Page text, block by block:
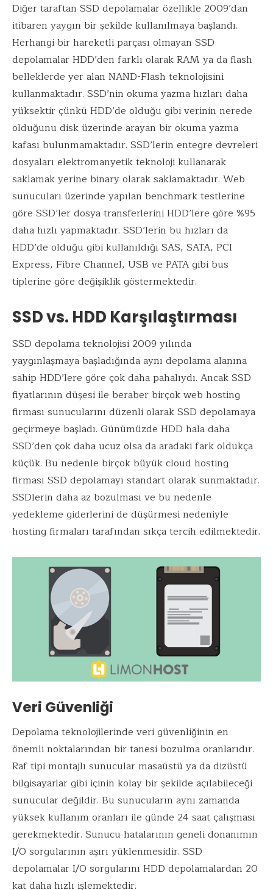
Diğer taraftan SSD depolamalar özellikle 2009’dan
itibaren yaygın bir şekilde kullanılmaya başlandı.
Herhangi bir hareketli parçası olmayan SSD
depolamalar HDD’den farklı olarak RAM ya da flash
belleklerde yer alan NAND-Flash teknolojisini
kullanmaktadır. SSD’nin okuma yazma hızları daha
yüksektir çünkü HDD’de olduğu gibi verinin nerede
olduğunu disk üzerinde arayan bir okuma yazma
kafası bulunmamaktadır. SSD’lerin entegre devreleri
dosyaları elektromanyetik teknoloji kullanarak
saklamak yerine binary olarak saklamaktadır. Web
sunucuları üzerinde yapılan benchmark testlerine
göre SSD’ler dosya transferlerini HDD’lere göre %95
daha hızlı yapmaktadır. SSD’lerin bu hızları da
HDD’de olduğu gibi kullanıldığı SAS, SATA, PCI
Express, Fibre Channel, USB ve PATA gibi bus
tiplerine göre değişiklik göstermektedir.
SSD vs. HDD Karşılaştırması
SSD depolama teknolojisi 2009 yılında
yaygınlaşmaya başladığında aynı depolama alanına
sahip HDD’lere göre çok daha pahalıydı. Ancak SSD
fiyatlarının düşesi ile beraber birçok web hosting
firması sunucularını düzenli olarak SSD depolamaya
geçirmeye başladı. Günümüzde HDD hala daha
SSD’den çok daha ucuz olsa da aradaki fark oldukça
küçük. Bu nedenle birçok büyük cloud hosting
firması SSD depolamayı standart olarak sunmaktadır.
SSDlerin daha az bozulması ve bu nedenle
yedekleme giderlerini de düşürmesi nedeniyle
hosting firmaları tarafından sıkça tercih edilmektedir.
Veri Güvenliği
Depolama teknolojilerinde veri güvenliğinin en
önemli noktalarından bir tanesi bozulma oranlarıdır.
Raf tipi montajlı sunucular masaüstü ya da dizüstü
bilgisayarlar gibi içinin kolay bir şekilde açılabileceği
sunucular değildir. Bu sunucuların aynı zamanda
yüksek kullanım oranları ile günde 24 saat çalışması
gerekmektedir. Sunucu hatalarının geneli donanımın
I/O sorgularının aşırı yüklenmesidir. SSD
depolamalar I/O sorgularını HDD depolamalardan 20
kat daha hızlı işlemektedir.